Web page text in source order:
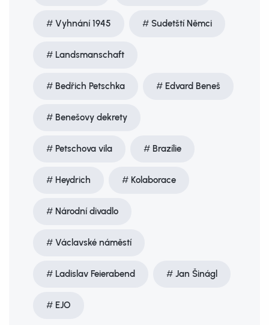
Vyhnání 1945 Sudetští Němci
Landsmanschaft
Bedřich Petschka Edvard Beneš
Benešovy dekrety
Petschova vila Brazílie
Heydrich Kolaborace
Národní divadlo
Václavské náměstí
Ladislav Feierabend Jan Šinágl
EJO